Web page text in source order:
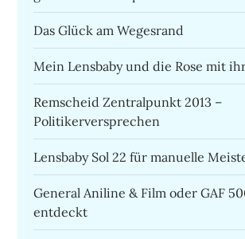
Das Glück am Wegesrand
Mein Lensbaby und die Rose mit
Remscheid Zentralpunkt 2013 –
Politikerversprechen
Lensbaby Sol 22 für manuelle
General Aniline & Film oder GAF
entdeckt